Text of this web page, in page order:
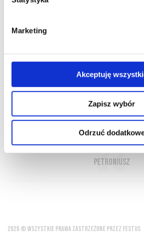
Marketing
Akceptuję
Zapisz wybór
Odrzuć
O NAS OFERTA ONLINE
PRZEWODNIK
Wino to życie
Petroniusz
2026 © WSZYSTKIE PRAWA ZASTRZEŻONE PRZEZ FESTUS